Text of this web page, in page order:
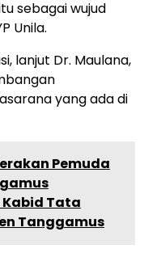
sebagai wujud
Unila.
lanjut Dr. Maulana,
yang ada di
Pemuda
Tata
Tanggamus